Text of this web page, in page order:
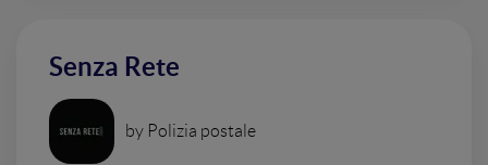
Senza Rete
by Polizia postale